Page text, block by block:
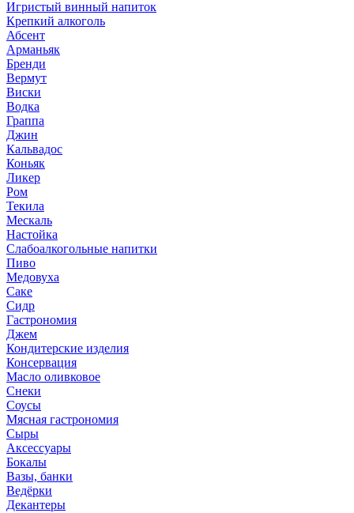
Игристый винный напиток
Крепкий алкоголь
Абсент
Арманьяк
Бренди
Вермут
Виски
Водка
Граппа
Джин
Кальвадос
Коньяк
Ликер
Ром
Текила
Мескаль
Настойка
Слабоалкогольные напитки
Пиво
Медовуха
Саке
Сидр
Гастрономия
Джем
Кондитерские изделия
Консервация
Масло оливковое
Снеки
Соусы
Мясная гастрономия
Сыры
Аксессуары
Бокалы
Вазы, банки
Ведёрки
Декантеры